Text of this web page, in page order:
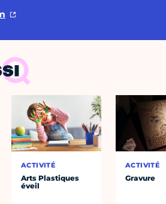
ACTIVITÉ
Arts Plastiques
éveil
ACTIVITÉ
Gravure